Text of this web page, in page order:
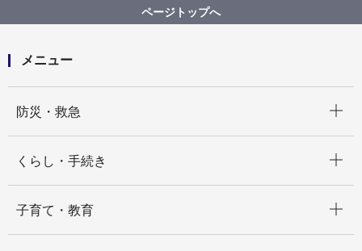
ページトップへ
メニュー
防災・救急
くらし・手続き
子育て・教育